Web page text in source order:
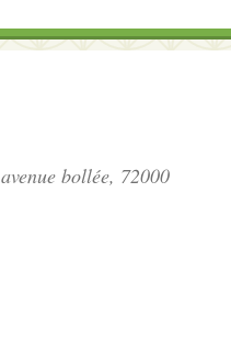
avenue bollée, 72000